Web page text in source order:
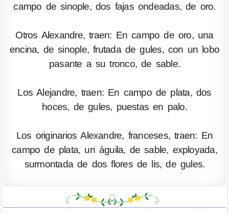
campo de sinople, dos fajas ondeadas, de oro.
Otros Alexandre, traen: En campo de oro, una
encina, de sinople, frutada de gules, con un lobo
pasante a su tronco, de sable.
Los Alejandre, traen: En campo de plata, dos
hoces, de gules, puestas en palo.
Los originarios Alexandre, franceses, traen: En
campo de plata, un águila, de sable, exployada,
surmontada de dos flores de lis, de gules.